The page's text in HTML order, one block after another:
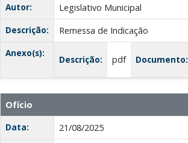
Autor:
Legislativo Municipal
Descrição:
Remessa de Indicação
Anexo(s):
Descrição: pdf Documento:
Ofício
Data:
21/08/2025